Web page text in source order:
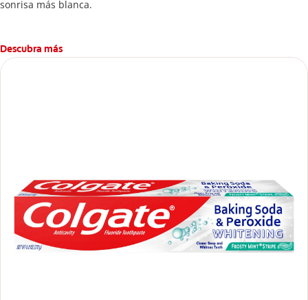
sonrisa más blanca.
Descubra más